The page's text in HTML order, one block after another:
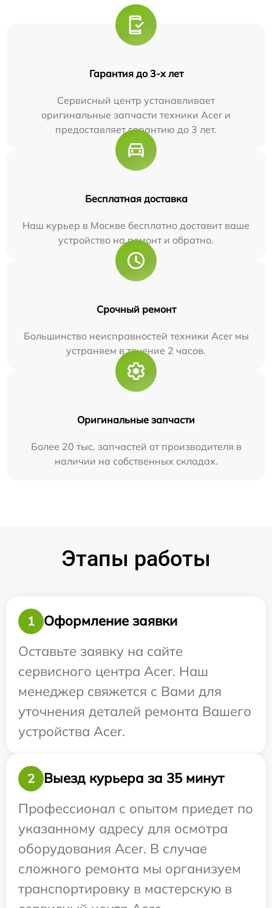
Гарантия до 3-х лет
Сервисный центр устанавливает
оригинальные запчасти техники Acer и
предоставляет гарантию до 3 лет.
Бесплатная доставка
Наш курьер в Москве бесплатно доставит ваше
устройство на ремонт и обратно.
Срочный ремонт
Большинство неисправностей техники Acer мы
устраняем в течение 2 часов.
Оригинальные запчасти
Более 20 тыс. запчастей от производителя в
наличии на собственных складах.
Этапы работы
1
Оформление заявки
Оставьте заявку на сайте
сервисного центра Acer. Наш
менеджер свяжется с Вами для
уточнения деталей ремонта Вашего
устройства Acer.
2
Выезд курьера за 35 минут
Профессионал с опытом приедет по
указанному адресу для осмотра
оборудования Acer. В случае
сложного ремонта мы организуем
транспортировку в мастерскую в